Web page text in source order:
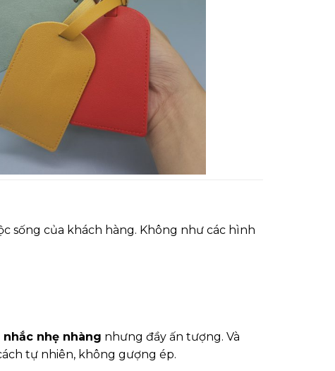
sống của khách hàng. Không như các hình
nhắc nhẹ nhàng nhưng đầy ấn tượng. Và
tự nhiên, không gượng ép.